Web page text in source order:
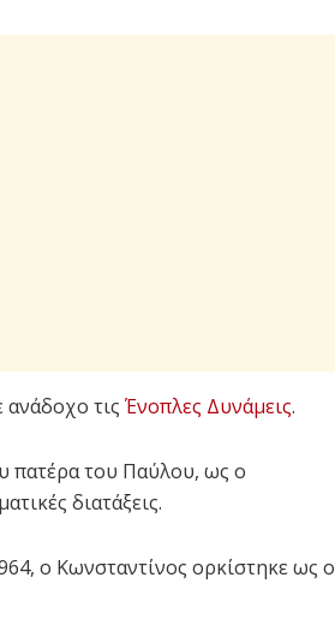
τις Ένοπλες Δυνάμεις.
πατέρα του Παύλου, ως ο
διατάξεις.
ο Κωνσταντίνος ορκίστηκε ως ο